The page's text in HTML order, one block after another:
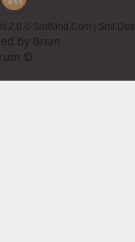
2.0 © SmfMod.Com | Smf
by Brian
©